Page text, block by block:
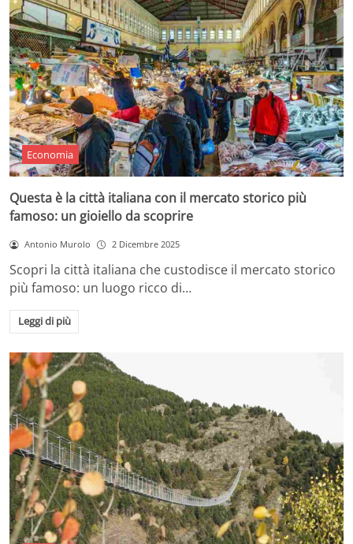
Economia
Questa è la città italiana con il mercato storico più
famoso: un gioiello da scoprire
Antonio Murolo 2 Dicembre 2025
Scopri la città italiana che custodisce il mercato storico
più famoso: un luogo ricco di…
Leggi di più